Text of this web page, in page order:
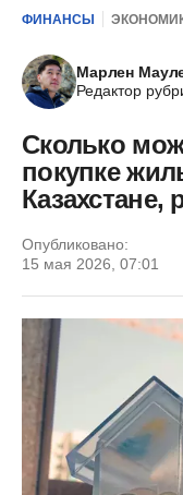
ФИНАНСЫ
Марлен
Редактор
Сколько
покупке
Казахстане,
Опубликовано:
15 мая 2026, 07:01